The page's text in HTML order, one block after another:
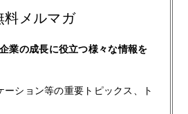
料メルマガ
業の成長に役立つ様々な情報を
ーション等の重要トピックス、ト